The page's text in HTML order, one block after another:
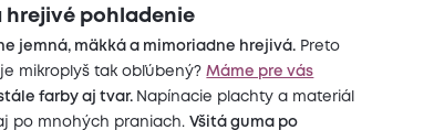
hrejivé pohladenie
jemná, mäkká a mimoriadne hrejivá. Preto
mikroplyš tak obľúbený?Máme pre vás
farby aj tvar. Napínacie plachty a materiál
po mnohých praniach.Všitá guma po